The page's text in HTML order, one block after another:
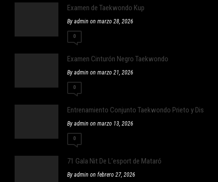
Examen de Taekwondo Kup
By admin on marzo 28, 2026
0
Examen Cinturón Negro Taekwondo
By admin on marzo 21, 2026
0
Entrenamiento Conjunto Taekwondo Prieto y Distrito
By admin on marzo 13, 2026
0
71 Gala Nit De L’esport de Mataró
By admin on febrero 27, 2026